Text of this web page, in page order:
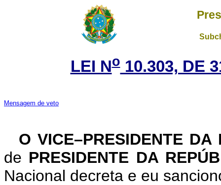
LEI No10.303, DE
Mensagem de veto
O VICE–PRESIDENTE
de PRESIDENTE DA
Nacional decreta e eu